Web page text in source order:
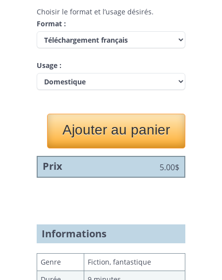
en 1979. C'est à l'âge de 10 ans qu'il
tourne son premier film avec l'aide de
son frère et d'une caméra Pixelvision
deFisher Price. Dans l'espoir de devenir
cadreur et par la suite réalisateur, il
plusieurs genres (reportage,
documentaire, fiction, cinéma
expérimental et vidéoclip). Il tourne
remporte de nombreux prix.La
Chambre bleue est son plus récent court
métrage.
LA CHAMBRE BLEUE, Fiction HD,
couleur, 9 min. 20 sec. (2006)
au festival de films Fantasia en
2003.Prix NORMAN McLAREN pour
la meilleure production. Ce prix
était accompagné d'une bourse
offerte par l'Office National du Film
du Canada lors du 32ième Festival
Choisir le format et l’usage désirés.
Format :
Usage :
Prix 5.00$
Informations
Genre
Fiction, fantastique